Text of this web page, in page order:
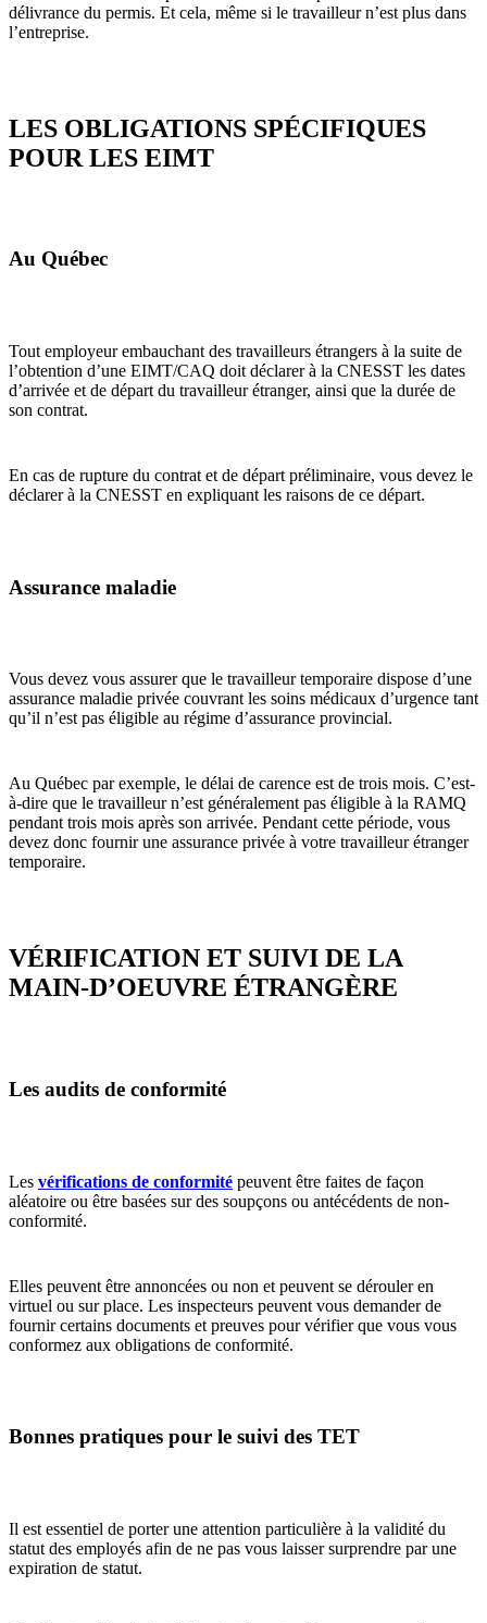
délivrance du permis. Et cela, même si le travailleur n’est plus dans
l’entreprise.
LES OBLIGATIONS SPÉCIFIQUES
POUR LES EIMT
Au Québec
Tout employeur embauchant des travailleurs étrangers à la suite de
l’obtention d’une EIMT/CAQ doit déclarer à la CNESST les dates
d’arrivée et de départ du travailleur étranger, ainsi que la durée de
son contrat​.
En cas de rupture du contrat et de départ préliminaire, vous devez le
déclarer à la CNESST en expliquant les raisons de ce départ.
Assurance maladie
Vous devez vous assurer que le travailleur temporaire dispose d’une
assurance maladie privée couvrant les soins médicaux d’urgence tant
qu’il n’est pas éligible au régime d’assurance provincial.
Au Québec par exemple, le délai de carence est de trois mois. C’est-
à-dire que le travailleur n’est généralement pas éligible à la RAMQ
pendant trois mois après son arrivée. Pendant cette période, vous
devez donc fournir une assurance privée à votre travailleur étranger
temporaire.
VÉRIFICATION ET SUIVI DE LA
MAIN-D’OEUVRE ÉTRANGÈRE
Les audits de conformité
Les vérifications de conformité peuvent être faites de façon
aléatoire ou être basées sur des soupçons ou antécédents de non-
conformité.
Elles peuvent être annoncées ou non et peuvent se dérouler en
virtuel ou sur place. Les inspecteurs peuvent vous demander de
fournir certains documents et preuves pour vérifier que vous vous
conformez aux obligations de conformité.
Bonnes pratiques pour le suivi des TET
Il est essentiel de porter une attention particulière à la validité du
statut des employés afin de ne pas vous laisser surprendre par une
expiration de statut.